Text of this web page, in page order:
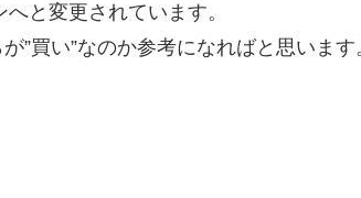
と変更されています。
”買い”なのか参考になればと思います